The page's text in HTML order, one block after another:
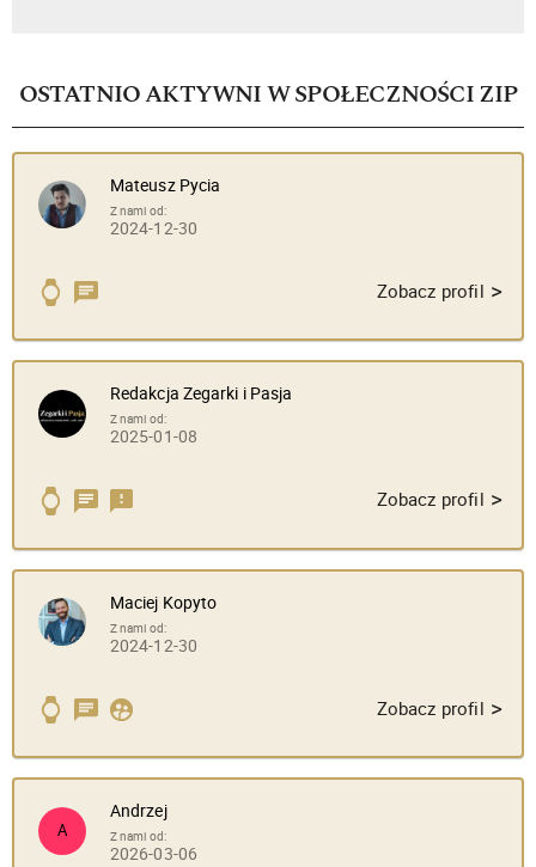
OSTATNIO AKTYWNI W SPOŁECZNOŚCI ZIP
Mateusz Pycia
Z nami od:
2024-12-30
Zobacz profil >
Redakcja Zegarki i Pasja
Z nami od:
2025-01-08
Zobacz profil >
Maciej Kopyto
Z nami od:
2024-12-30
Zobacz profil >
A
Andrzej
Z nami od:
2026-03-06